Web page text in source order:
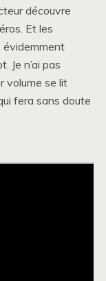
découvre
Et les
évidemment
Je n’ai pas
volume se lit
fera sans doute